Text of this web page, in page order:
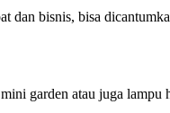
dan bisnis, bisa
garden atau juga lampu